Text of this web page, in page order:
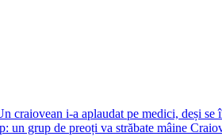
craiovean i-a aplaudat pe medici, deși se
un grup de preoți va străbate mâine